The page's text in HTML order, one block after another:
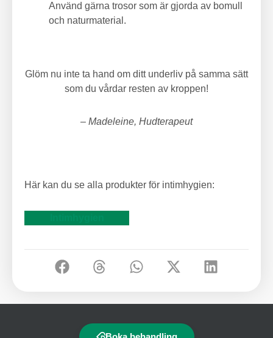
Använd gärna trosor som är gjorda av bomull
och naturmaterial.
Glöm nu inte ta hand om ditt underliv på samma sätt
som du vårdar resten av kroppen!
– Madeleine, Hudterapeut
Här kan du se alla produkter för intimhygien: